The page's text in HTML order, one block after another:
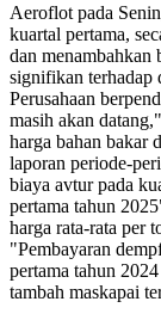
Aeroflot pada
kuartal pertama,
dan menambahkan
signifikan terhadap
Perusahaan
masih akan
harga bahan bakar
laporan periode-
biaya avtur pada
pertama tahun
harga rata-rata per
"Pembayaran
pertama tahun
tambah maskapai